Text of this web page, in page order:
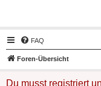
FAQ
Foren-Übersicht
Du musst registriert